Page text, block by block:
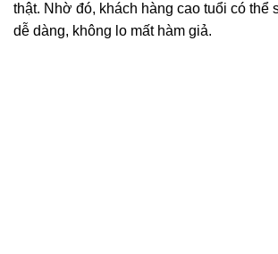
thật. Nhờ đó, khách hàng cao tuổi có thể
dễ dàng, không lo mất hàm giả.